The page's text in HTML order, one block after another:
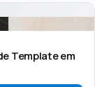
Template em